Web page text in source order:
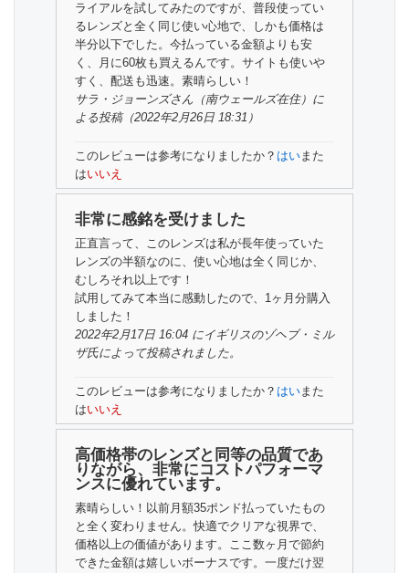
ライアルを試してみたのですが、普段使ってい
るレンズと全く同じ使い心地で、しかも価格は
半分以下でした。今払っている金額よりも安
く、月に60枚も買えるんです。サイトも使いや
すく、配送も迅速。素晴らしい！
サラ・ジョーンズさん （南ウェールズ在住） に
よる投稿（2022年2月26日 18:31）
このレビューは参考になりましたか？ はいまた
はいいえ
非常に感銘を受けました
正直言って、このレンズは私が長年使っていた
レンズの半額なのに、使い心地は全く同じか、
むしろそれ以上です！
試用してみて本当に感動したので、1ヶ月分購入
しました！
2022年2月17日 16:04 にイギリスのゾヘブ・ミル
ザ氏によって投稿されました。
このレビューは参考になりましたか？ はいまた
はいいえ
高価格帯のレンズと同等の品質であ
りながら、非常にコストパフォーマ
ンスに優れています。
素晴らしい！以前月額35ポンド払っていたもの
と全く変わりません。快適でクリアな視界で、
価格以上の価値があります。ここ数ヶ月で節約
できた金額は嬉しいボーナスです。一度だけ翌